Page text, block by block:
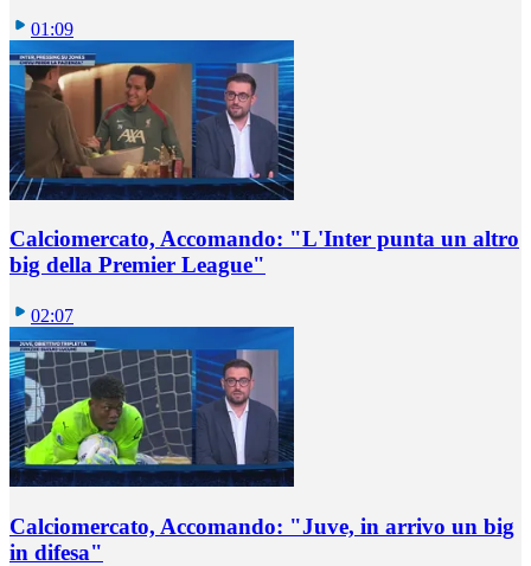
01:09
Calciomercato, Accomando: "L'Inter punta un altro
big della Premier League"
02:07
Calciomercato, Accomando: "Juve, in arrivo un big
in difesa"